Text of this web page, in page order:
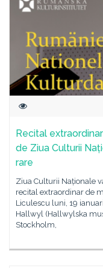
Recital
de Ziua Culturii
rare
Ziua Culturii Naționale
recital extraordinar de
Liculescu luni, 19
Hallwyl (Hallwylska
Stockholm,